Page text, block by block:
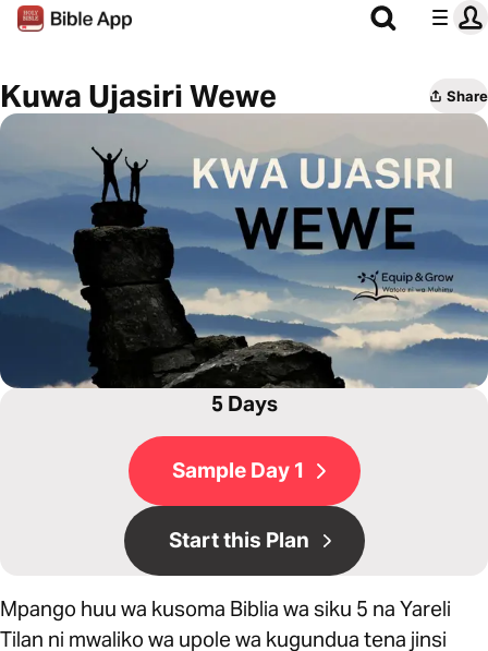
Kuwa Ujasiri Wewe Share
5 Days
Sample Day 1
Start this Plan
Mpango huu wa kusoma Biblia wa siku 5 na Yareli
Tilan ni mwaliko wa upole wa kugundua tena jinsi